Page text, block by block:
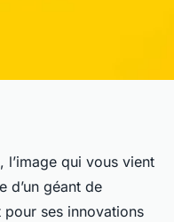
, l’image qui vous vient
d’un géant de
pour ses innovations